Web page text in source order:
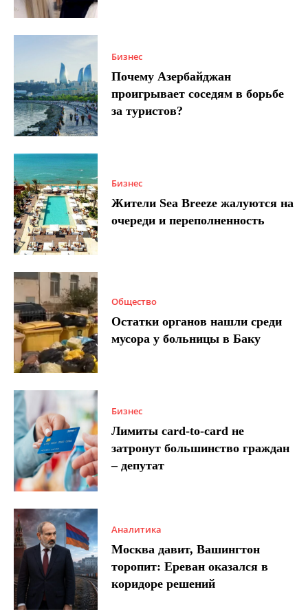
Бизнес
Почему Азербайджан
проигрывает соседям в борьбе
за туристов?
Бизнес
Жители Sea Breeze жалуются на
очереди и переполненность
Общество
Остатки органов нашли среди
мусора у больницы в Баку
Бизнес
Лимиты card-to-card не
затронут большинство граждан
– депутат
Аналитика
Москва давит, Вашингтон
торопит: Ереван оказался в
коридоре решений